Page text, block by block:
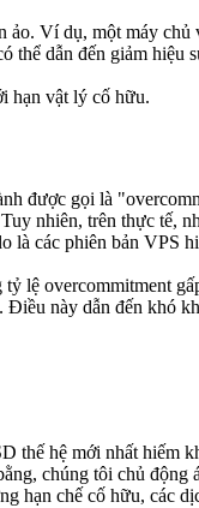
Ví dụ, một máy
dẫn đến giảm
hạn vật lý cố hữu.
được gọi là
nhiên, trên thực tế,
các phiên bản VPS
lệ overcommitment
này dẫn đến khó
thế hệ mới nhất hiếm
chúng tôi chủ
hạn chế cố hữu, các